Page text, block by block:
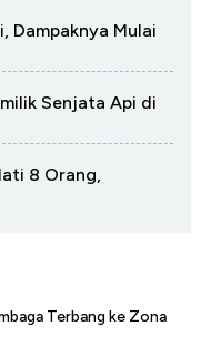
Dampaknya Mulai
Senjata Api di
8 Orang,
Terbang ke Zona